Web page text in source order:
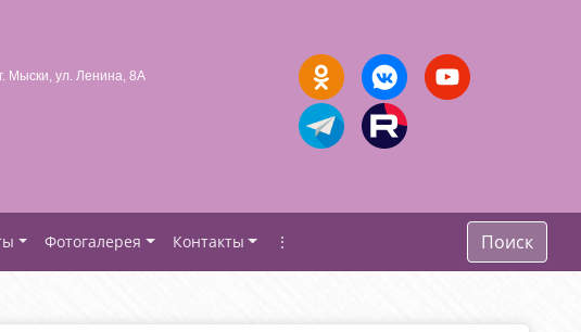
Мыски, ул. Ленина, 8А
Фотогалерея Контакты ⋮ Поиск